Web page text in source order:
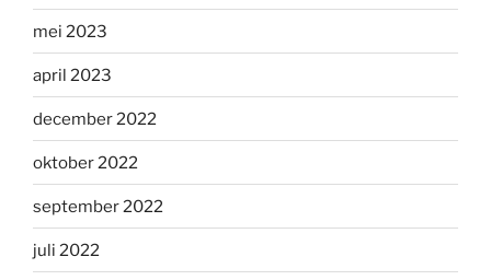
mei 2023
april 2023
december 2022
oktober 2022
september 2022
juli 2022